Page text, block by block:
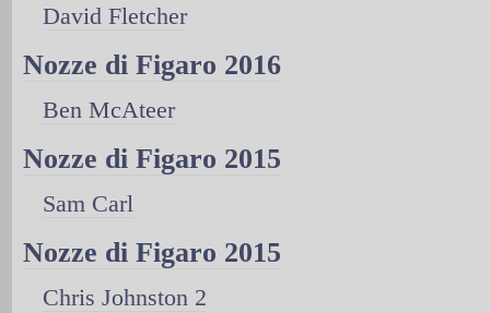
David Fletcher
Nozze di Figaro 2016
Ben McAteer
Nozze di Figaro 2015
Sam Carl
Nozze di Figaro 2015
Chris Johnston 2